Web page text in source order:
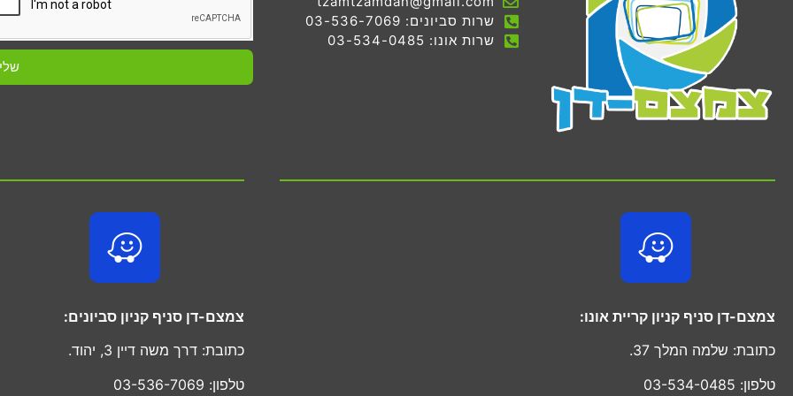
שרות סביונים: 03-536-7069
שרות אונו: 03-534-0485
צמצם-דן סניף קניון קריית אונו:
כתובת: שלמה המלך 37.
טלפון: 03-534-0485
צמצם-דן סניף קניון סביונים:
כתובת: דרך משה דיין 3, יהוד.
טלפון: 03-536-7069